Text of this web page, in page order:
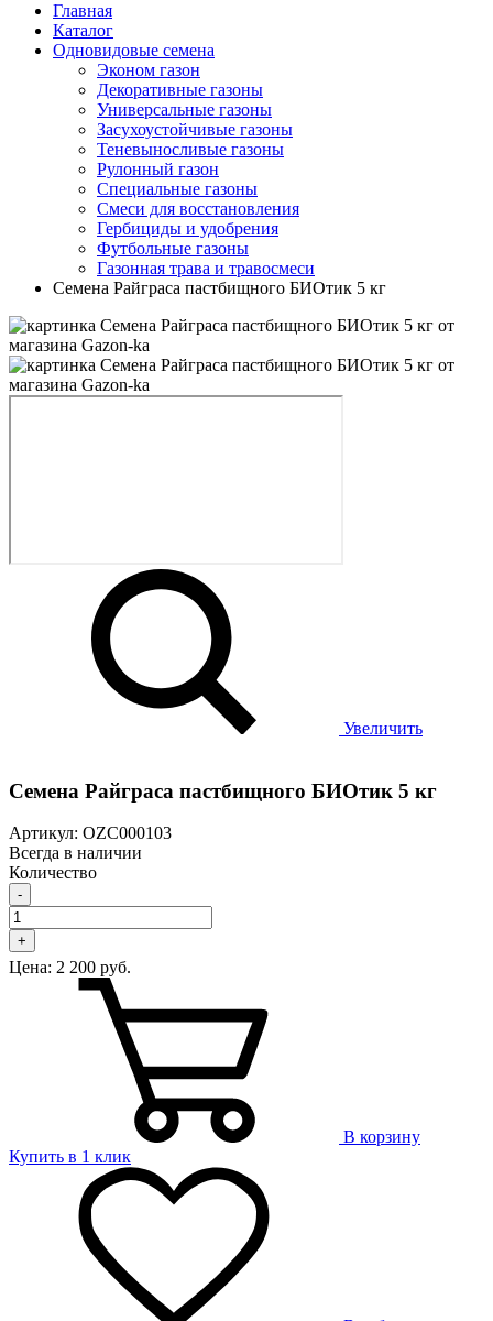
Главная
Каталог
Одновидовые семена
Эконом газон
Декоративные газоны
Универсальные газоны
Засухоустойчивые газоны
Теневыносливые газоны
Рулонный газон
Специальные газоны
Смеси для восстановления
Гербициды и удобрения
Футбольные газоны
Газонная трава и травосмеси
Семена Райграса пастбищного БИОтик 5 кг
Увеличить
Семена Райграса пастбищного БИОтик 5 кг
Артикул: OZC000103
Всегда в наличии
Количество
-
+
Цена: 2 200 руб.
В корзину
Купить в 1 клик